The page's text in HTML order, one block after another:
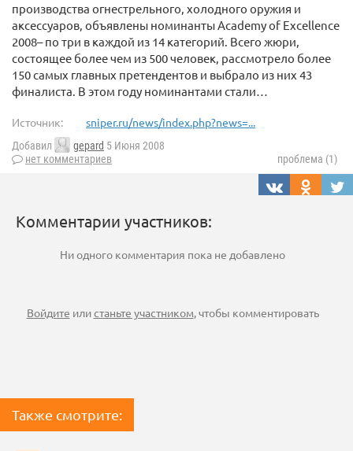
производства огнестрельного, холодного оружия и
аксессуаров, объявлены номинанты Academy of Excellence
2008– по три в каждой из 14 категорий. Всего жюри,
состоящее более чем из 500 человек, рассмотрело более
150 самых главных претендентов и выбрало из них 43
финалиста. В этом году номинантами стали…
Источник: sniper.ru/news/index.php?news=...
Добавил gepard 5 Июня 2008
нет комментариев
проблема (1)
Комментарии участников:
Ни одного комментария пока не добавлено
Войдите илистаньте участником, чтобы комментировать
Также смотрите: